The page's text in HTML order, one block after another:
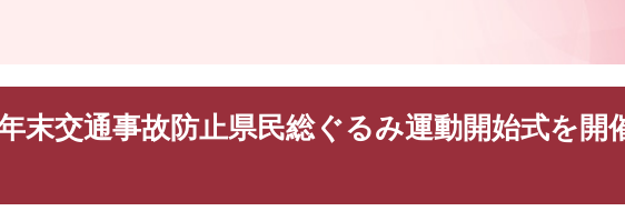
末交通事故防止県民総ぐるみ運動開始式を開